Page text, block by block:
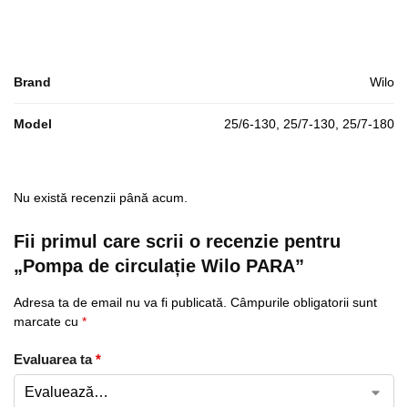
Brand Wilo
Model 25/6-130, 25/7-130, 25/7-180
Nu există recenzii până acum.
Fii primul care scrii o recenzie pentru
„Pompa de circulație Wilo PARA”
Adresa ta de email nu va fi publicată. Câmpurile obligatorii sunt
marcate cu *
Evaluarea ta*